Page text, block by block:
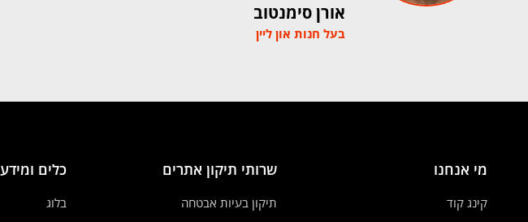
אורן סימנטוב
בעל חנות און ליין
מי אנחנו
קינג קוד
שרותי תיקון אתרים
תיקון בעיות אבטחה
כלים ומידע
בלוג